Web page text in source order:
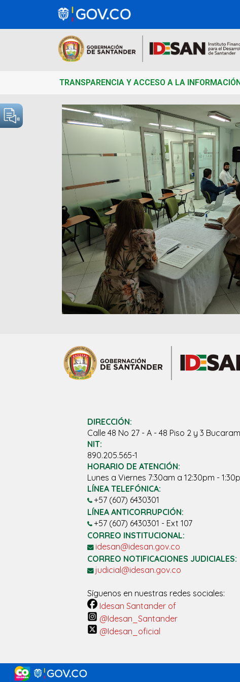
TRANSPARENCIA Y ACCESO A LA INFORMACIÓN
DIRECCIÓN:
Calle 48 No 27 - A - 48 Piso 2 y 3
NIT:
890.205.565-1
HORARIO DE ATENCIÓN:
Lunes a Viernes 7:30am a 12:30pm -
LÍNEA TELEFÓNICA:
+57 (607) 6430301
LÍNEA ANTICORRUPCIÓN:
+57 (607) 6430301 - Ext 107
CORREO INSTITUCIONAL:
idesan@idesan.gov.co
CORREO NOTIFICACIONES JUDICIALES:
judicial@idesan.gov.co
Síguenos en nuestras redes sociales:
Idesan Santander of
@Idesan_Santander
@Idesan_oficial